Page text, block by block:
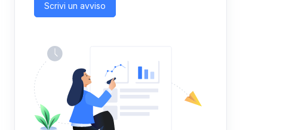
Scrivi un avviso